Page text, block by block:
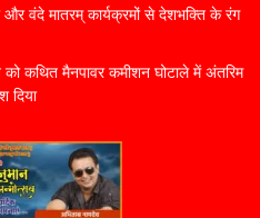
वंदे मातरम् कार्यक्रमों से देशभक्ति के रंग
कथित मैनपावर कमीशन घोटाले में अंतरिम
दिया